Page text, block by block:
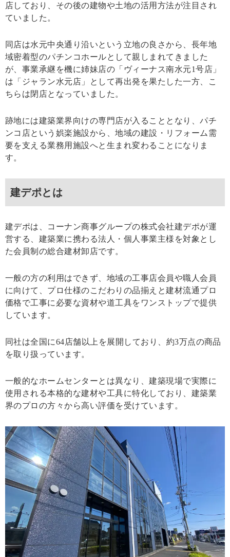
店しており、その後の建物や土地の活用方法が注目され
ていました。
同店は水元中央通り沿いという立地の良さから、長年地
域密着型のパチンコホールとして親しまれてきました
が、事業承継を機に姉妹店の「ヴィーナス南水元1号店」
は「ジャラン水元店」として再出発を果たした一方、こ
ちらは閉店となっていました。
跡地には建築業界向けの専門店が入ることとなり、パチ
ンコ店という娯楽施設から、地域の建設・リフォーム需
要を支える業務用施設へと生まれ変わることになりま
す。
建デポとは
建デポは、コーナン商事グループの株式会社建デポが運
営する、建築業に携わる法人・個人事業主様を対象とし
た会員制の総合建材卸店です。
一般の方の利用はできず、地域の工事店会員や職人会員
に向けて、プロ仕様のこだわりの品揃えと建材流通プロ
価格で工事に必要な資材や道工具をワンストップで提供
しています。
同社は全国に64店舗以上を展開しており、約3万点の商品
を取り扱っています。
一般的なホームセンターとは異なり、建築現場で実際に
使用される本格的な建材や工具に特化しており、建築業
界のプロの方々から高い評価を受けています。